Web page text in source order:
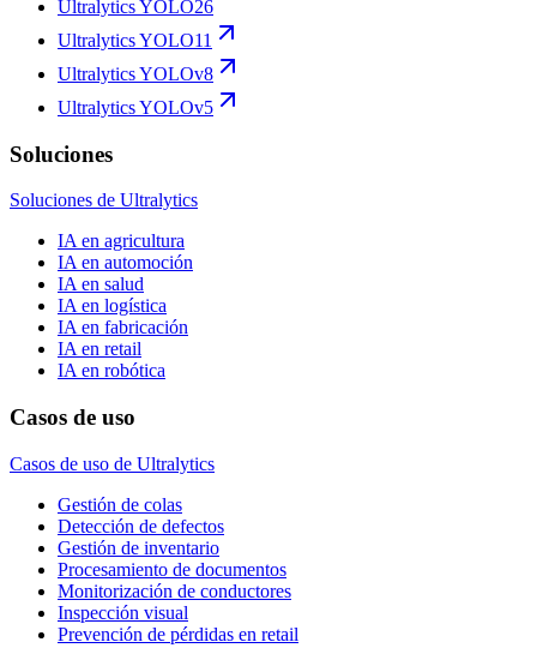
Ultralytics YOLO26
Ultralytics YOLO11
Ultralytics YOLOv8
Ultralytics YOLOv5
Soluciones
Soluciones de Ultralytics
IA en agricultura
IA en automoción
IA en salud
IA en logística
IA en fabricación
IA en retail
IA en robótica
Casos de uso
Casos de uso de Ultralytics
Gestión de colas
Detección de defectos
Gestión de inventario
Procesamiento de documentos
Monitorización de conductores
Inspección visual
Prevención de pérdidas en retail